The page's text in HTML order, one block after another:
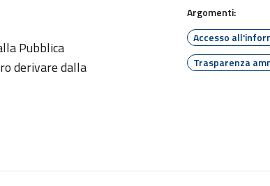
Pubblica
derivare dalla
Argomenti:
Accesso
Trasparenza